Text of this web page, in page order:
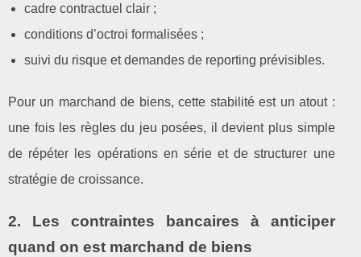
cadre contractuel clair ;
conditions d’octroi formalisées ;
suivi du risque et demandes de reporting prévisibles.
Pour un marchand de biens, cette stabilité est un atout :
une fois les règles du jeu posées, il devient plus simple
de répéter les opérations en série et de structurer une
stratégie de croissance.
2. Les contraintes bancaires à anticiper
quand on est marchand de biens